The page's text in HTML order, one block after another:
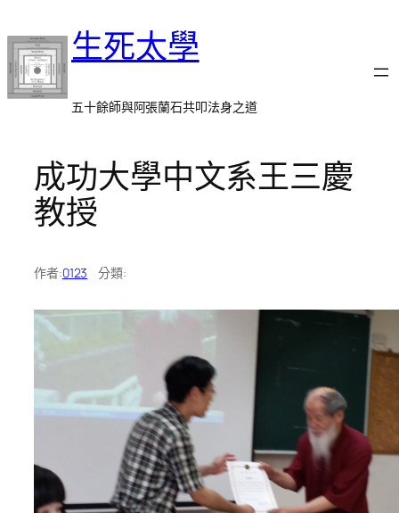
至
主
要
內
生死太學
五十餘師與阿張蘭石共叩法身之道
成功大學中文系王三慶
教授
作者:0123 分類: